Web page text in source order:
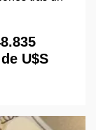
U$S